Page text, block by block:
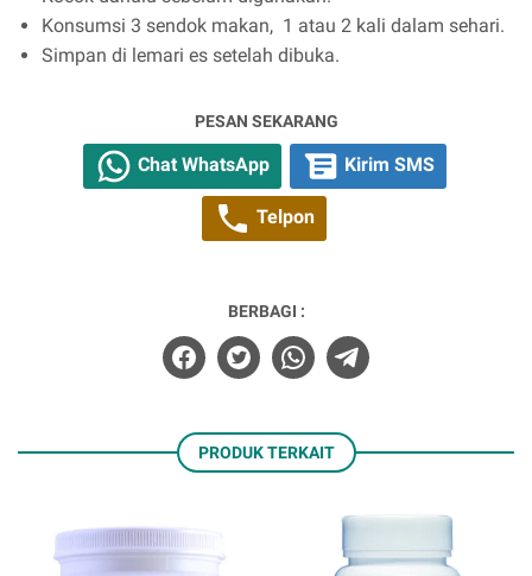
Konsumsi 3 sendok makan, 1 atau 2 kali dalam sehari.
Simpan di lemari es setelah dibuka.
PESAN SEKARANG
Chat WhatsApp Kirim SMS
Telpon
BERBAGI :
PRODUK TERKAIT